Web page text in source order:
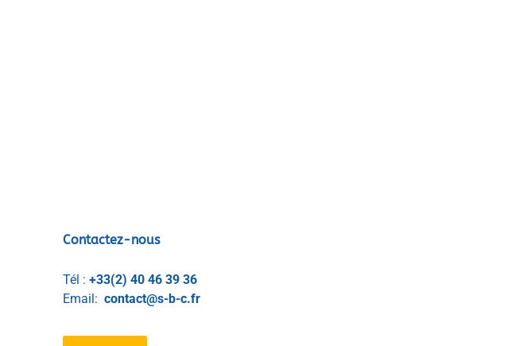
Contactez-nous
Tél : +33(2) 40 46 39 36
Email: contact@s-b-c.fr